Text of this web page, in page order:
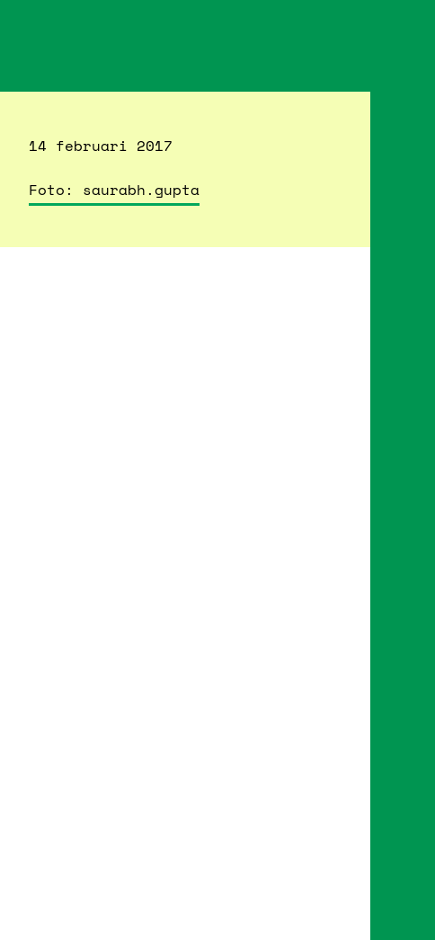
14 februari 2017
Foto: saurabh.gupta